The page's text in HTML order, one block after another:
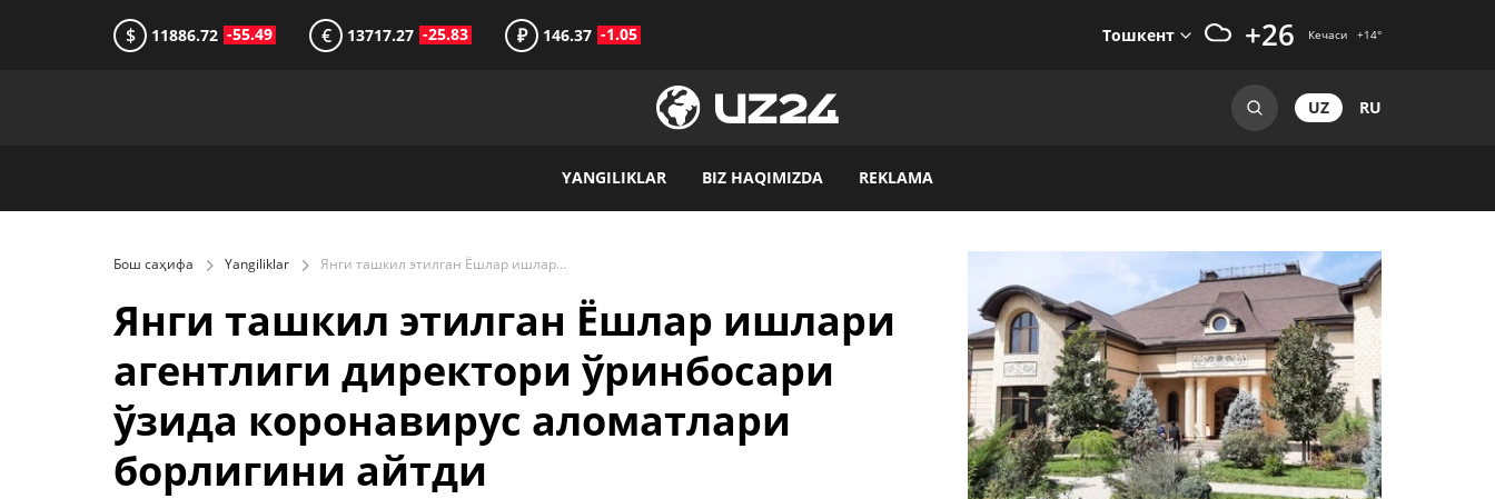
$ 11886.72 -55.49 € 13717.27 -25.83 ₽ 146.37 -1.05 Тошкент +26 Кечаси +14°
UZ RU
YANGILIKLAR BIZ HAQIMIZDA REKLAMA
Бош саҳифа Yangiliklar Янги ташкил этилган Ёшлар ишлари агентлиги директори ўринбосари ўзида коронавирус аломатлари борлигини айтди
Янги ташкил этилган Ёшлар ишлари
агентлиги директори ўринбосари
ўзида коронавирус аломатлари
борлигини айтди